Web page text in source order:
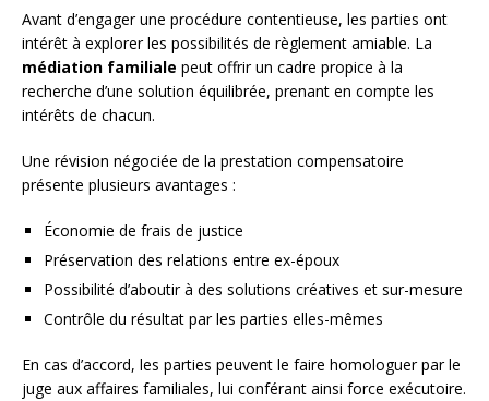
Avant d’engager une procédure contentieuse, les parties ont
intérêt à explorer les possibilités de règlement amiable. La
médiation familiale peut offrir un cadre propice à la
recherche d’une solution équilibrée, prenant en compte les
intérêts de chacun.
Une révision négociée de la prestation compensatoire
présente plusieurs avantages :
Économie de frais de justice
Préservation des relations entre ex-époux
Possibilité d’aboutir à des solutions créatives et sur-mesure
Contrôle du résultat par les parties elles-mêmes
En cas d’accord, les parties peuvent le faire homologuer par le
juge aux affaires familiales, lui conférant ainsi force exécutoire.